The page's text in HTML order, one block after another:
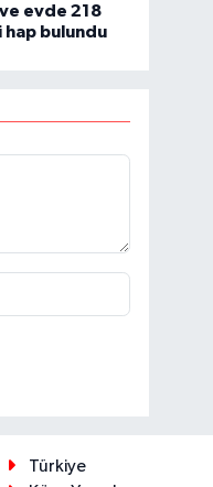
evde 218
bulundu
Türkiye